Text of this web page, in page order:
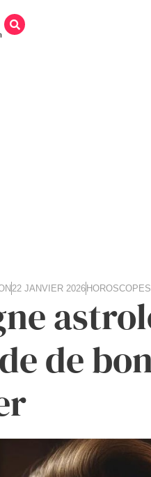
22 JANVIER 2026 HOROSCOPES
de